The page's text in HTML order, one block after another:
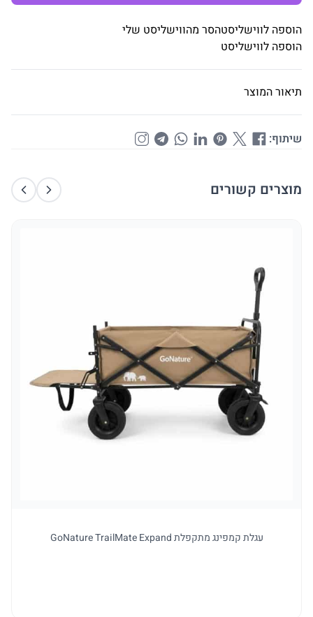
הוספה לווישליסטהסר מהווישליסט שלי
הוספה לווישליסט
תיאור המוצר
שיתוף:
מוצרים קשורים
עגלת קמפינג מתקפלת GoNature TrailMate Expand